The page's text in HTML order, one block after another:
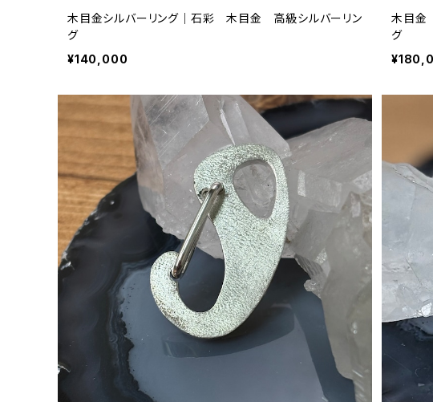
木目金シルバーリング｜石彩 木目金 高級シルバーリン
グ
¥140,000
木目金
グ